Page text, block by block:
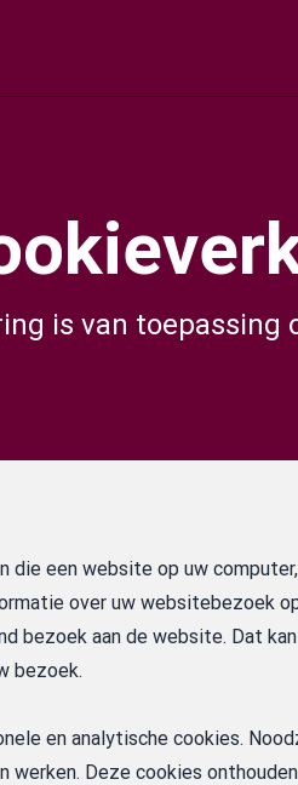
is van toepassing
die een website op uw
over uw websitebezoek
bezoek aan de website. Dat
bezoek.
en analytische cookies.
Deze cookies